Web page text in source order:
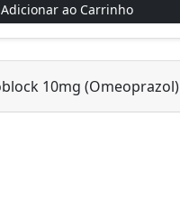
Adicionar ao Carrinho
10mg (Omeoprazol)